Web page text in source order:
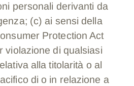
personali derivanti da
(c) ai sensi della
Protection Act
violazione di qualsiasi
alla titolarità o al
di o in relazione a